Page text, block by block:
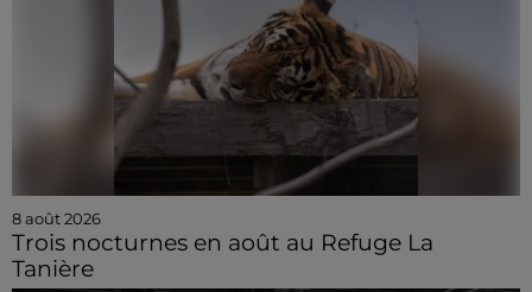
8 août 2026
Trois nocturnes en août au Refuge La
Tanière